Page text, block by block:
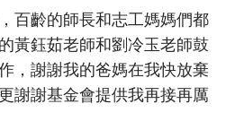
百齡的師長和志工媽媽們都
黃鈺茹老師和劉冷玉老師鼓
，謝謝我的爸媽在我快放棄
謝謝基金會提供我再接再厲